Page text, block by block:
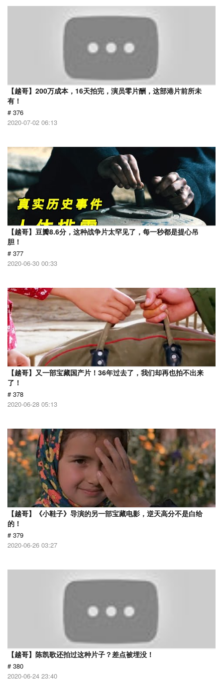
【越哥】200万成本，16天拍完，演员零片酬，这部港片前所未
有！
# 376
2020-07-02 06:13
【越哥】豆瓣8.6分，这种战争片太罕见了，每一秒都是提心吊
胆！
# 377
2020-06-30 00:33
【越哥】又一部宝藏国产片！36年过去了，我们却再也拍不出来
了！
# 378
2020-06-28 05:13
【越哥】《小鞋子》导演的另一部宝藏电影，逆天高分不是白给
的！
# 379
2020-06-26 03:27
【越哥】陈凯歌还拍过这种片子？差点被埋没！
# 380
2020-06-24 23:40